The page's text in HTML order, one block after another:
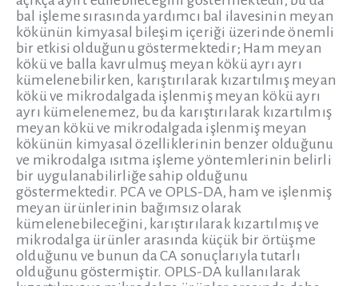
bal işleme sırasında yardımcı bal ilavesinin meyan
kökünün kimyasal bileşim içeriği üzerinde önemli
bir etkisi olduğunu göstermektedir; Ham meyan
kökü ve balla kavrulmuş meyan kökü ayrı ayrı
kümelenebilirken, karıştırılarak kızartılmış meyan
kökü ve mikrodalgada işlenmiş meyan kökü ayrı
ayrı kümelenemez, bu da karıştırılarak kızartılmış
meyan kökü ve mikrodalgada işlenmiş meyan
kökünün kimyasal özelliklerinin benzer olduğunu
ve mikrodalga ısıtma işleme yöntemlerinin belirli
bir uygulanabilirliğe sahip olduğunu
göstermektedir. PCA ve OPLS-DA, ham ve işlenmiş
meyan ürünlerinin bağımsız olarak
kümelenebileceğini, karıştırılarak kızartılmış ve
mikrodalga ürünler arasında küçük bir örtüşme
olduğunu ve bunun da CA sonuçlarıyla tutarlı
olduğunu göstermiştir. OPLS-DA kullanılarak